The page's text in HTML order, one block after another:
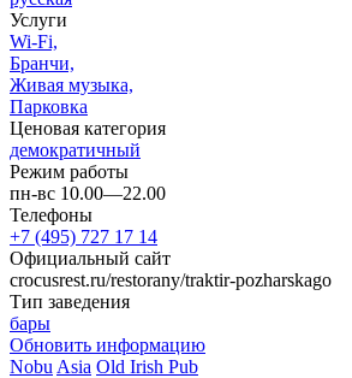
Услуги
Wi-Fi,
Бранчи,
Живая музыка,
Парковка
Ценовая категория
демократичный
Режим работы
пн-вс 10.00—22.00
Телефоны
+7 (495) 727 17 14
Официальный сайт
crocusrest.ru/restorany/traktir-pozharskago
Тип заведения
бары
Обновить информацию
Nobu Asia Old Irish Pub